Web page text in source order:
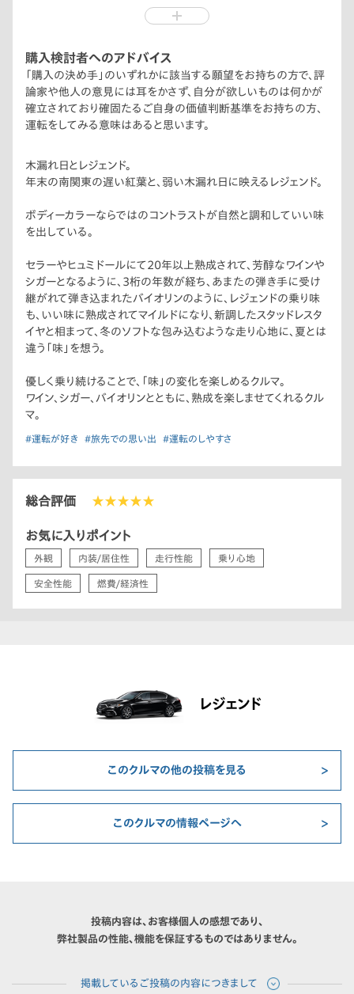
HondaのV6サウンドを楽しみたかったから。
購入検討者へのアドバイス
「購入の決め手」のいずれかに該当する願望をお持ちの方で、評
論家や他人の意見には耳をかさず、自分が欲しいものは何かが
確立されており確固たるご自身の価値判断基準をお持ちの方、
運転をしてみる意味はあると思います。
木漏れ日とレジェンド。
年末の南関東の遅い紅葉と、弱い木漏れ日に映えるレジェンド。
ボディーカラーならではのコントラストが自然と調和していい味
を出している。
セラーやヒュミドールにて20年以上熟成されて、芳醇なワインや
シガーとなるように、3桁の年数が経ち、あまたの弾き手に受け
継がれて弾き込まれたバイオリンのように、レジェンドの乗り味
も、いい味に熟成されてマイルドになり、新調したスタッドレスタ
イヤと相まって、冬のソフトな包み込むような走り心地に、夏とは
違う「味」を想う。
優しく乗り続けることで、「味」の変化を楽しめるクルマ。
ワイン、シガー、バイオリンとともに、熟成を楽しませてくれるクル
マ。
#運転が好き #旅先での思い出 #運転のしやすさ
総合評価 ★★★★★
お気に入りポイント
外観 内装/居住性 走行性能 乗り心地
安全性能 燃費/経済性
レジェンド
このクルマの他の投稿を見る
このクルマの情報ページへ
投稿内容は、お客様個人の感想であり、
弊社製品の性能、機能を保証するものではありません。